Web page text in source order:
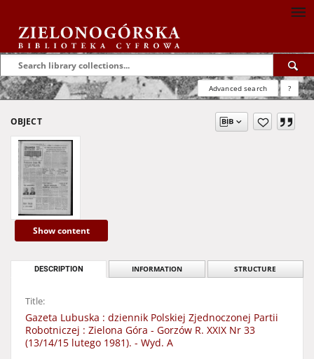
Advanced search ?
OBJECT
Show content
DESCRIPTION INFORMATION STRUCTURE
Title:
Gazeta Lubuska : dziennik Polskiej Zjednoczonej Partii
Robotniczej : Zielona Góra - Gorzów R. XXIX Nr 33
(13/14/15 lutego 1981). - Wyd. A